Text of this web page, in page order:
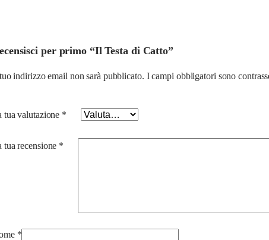
per primo “Il Testa di Catto”
indirizzo email non sarà pubblicato. I campi obbligatori sono
tua valutazione *
tua recensione *
*